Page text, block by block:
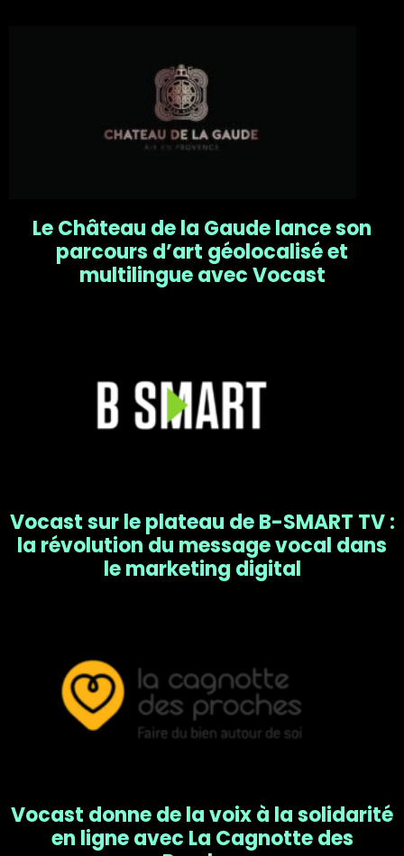
Le Château de la Gaude lance son
parcours d’art géolocalisé et
multilingue avec Vocast
Vocast sur le plateau de B-SMART TV :
la révolution du message vocal dans
le marketing digital
Vocast donne de la voix à la solidarité
en ligne avec La Cagnotte des